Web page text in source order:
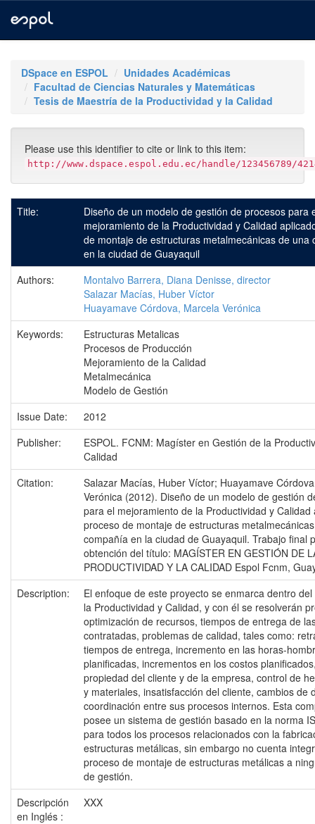
navigationDSpace en ESPOL
Unidades Académicas
Facultad de Ciencias Naturales y Matemáticas
Tesis de Maestría de la Productividad y la Calidad
Please use this identifier to cite or link to this item:
http://www.dspace.espol.edu.ec/handle/123456789/
Title:
Diseño de un modelo de gestión de procesos para
mejoramiento de la Productividad y Calidad
de montaje de estructuras metalmecánicas de una
en la ciudad de Guayaquil
Authors:
Montalvo Barrera, Diana Denisse, director
Salazar Macías, Huber Víctor
Huayamave Córdova, Marcela Verónica
Keywords:
Estructuras Metalicas
Procesos de Producción
Mejoramiento de la Calidad
Metalmecánica
Modelo de Gestión
Issue Date:
2012
Publisher:
ESPOL. FCNM: Magíster en Gestión de la
Calidad
Citation:
Salazar Macías, Huber Víctor; Huayamave
Verónica (2012). Diseño de un modelo de gestión
para el mejoramiento de la Productividad y Calidad
proceso de montaje de estructuras
compañía en la ciudad de Guayaquil. Trabajo final
obtención del título: MAGÍSTER EN GESTIÓN DE
PRODUCTIVIDAD Y LA CALIDAD Espol Fcnm,
Description:
El enfoque de este proyecto se enmarca dentro
la Productividad y Calidad, y con él se resolverán
optimización de recursos, tiempos de entrega de
contratadas, problemas de calidad, tales como:
tiempos de entrega, incremento en las horas-
planificadas, incrementos en los costos
propiedad del cliente y de la empresa, control de
y materiales, insatisfacción del cliente, cambios de
coordinación entre sus procesos internos. Esta
posee un sistema de gestión basado en la norma
para todos los procesos relacionados con la
estructuras metálicas, sin embargo no cuenta
proceso de montaje de estructuras metálicas a
de gestión.
Descripción
en Inglés :
XXX